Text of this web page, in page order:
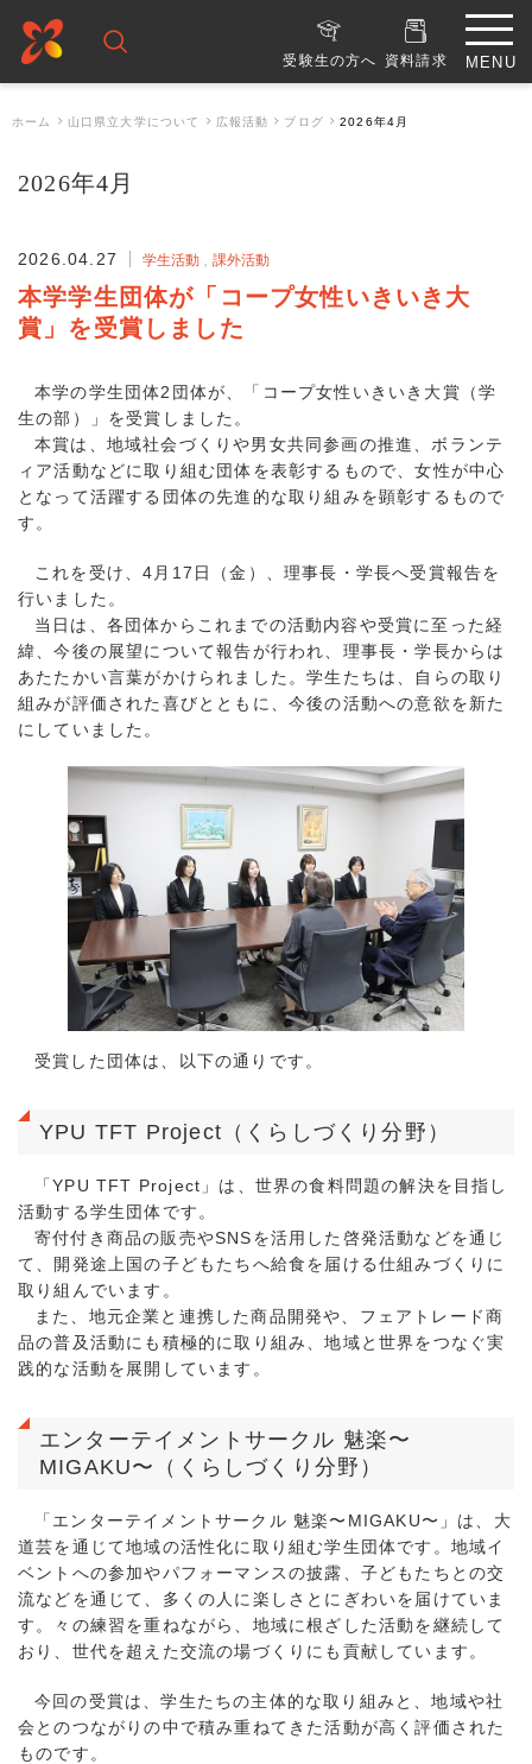
受験生の方へ 資料請求
ホーム 山口県立大学について 広報活動 ブログ 2026年4月
2026年4月
2026.04.27 学生活動 課外活動
本学学生団体が「コープ女性いきいき大
賞」を受賞しました
本学の学生団体2団体が、「コープ女性いきいき大賞（学
生の部）」を受賞しました。
本賞は、地域社会づくりや男女共同参画の推進、ボランテ
ィア活動などに取り組む団体を表彰するもので、女性が中心
となって活躍する団体の先進的な取り組みを顕彰するもので
す。
これを受け、4月17日（金）、理事長・学長へ受賞報告を
行いました。
当日は、各団体からこれまでの活動内容や受賞に至った経
緯、今後の展望について報告が行われ、理事長・学長からは
あたたかい言葉がかけられました。学生たちは、自らの取り
組みが評価された喜びとともに、今後の活動への意欲を新た
にしていました。
受賞した団体は、以下の通りです。
YPU TFT Project（くらしづくり分野）
「YPU TFT Project」は、世界の食料問題の解決を目指し
活動する学生団体です。
寄付付き商品の販売やSNSを活用した啓発活動などを通じ
て、開発途上国の子どもたちへ給食を届ける仕組みづくりに
取り組んでいます。
また、地元企業と連携した商品開発や、フェアトレード商
品の普及活動にも積極的に取り組み、地域と世界をつなぐ実
践的な活動を展開しています。
エンターテイメントサークル 魅楽〜
MIGAKU〜（くらしづくり分野）
「エンターテイメントサークル 魅楽〜MIGAKU〜」は、大
道芸を通じて地域の活性化に取り組む学生団体です。地域イ
ベントへの参加やパフォーマンスの披露、子どもたちとの交
流などを通じて、多くの人に楽しさとにぎわいを届けていま
す。々の練習を重ねながら、地域に根ざした活動を継続して
おり、世代を超えた交流の場づくりにも貢献しています。
今回の受賞は、学生たちの主体的な取り組みと、地域や社
会とのつながりの中で積み重ねてきた活動が高く評価された
ものです。